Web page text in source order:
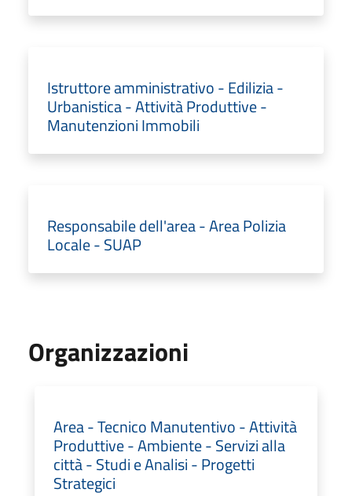
Istruttore amministrativo - Edilizia -
Urbanistica - Attività Produttive -
Manutenzioni Immobili
Responsabile dell'area - Area Polizia
Locale - SUAP
Organizzazioni
Area - Tecnico Manutentivo - Attività
Produttive - Ambiente - Servizi alla
città - Studi e Analisi - Progetti
Strategici